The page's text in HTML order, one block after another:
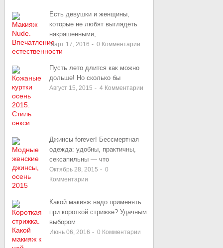
Есть девушки и женщины,
которые не любят выглядеть
накрашенными,
Март 17, 2016 - 0 Комментарии
Пусть лето длится как можно
дольше! Но сколько бы
Август 15, 2015 - 4Комментарии
Джинсы forever! Бессмертная
одежда: удобны, практичны,
сексапильны — что
Октябрь 28, 2015 - 0
Комментарии
Какой макияж надо применять
при короткой стрижке? Удачным
выбором
Июнь 06, 2016 - 0 Комментарии